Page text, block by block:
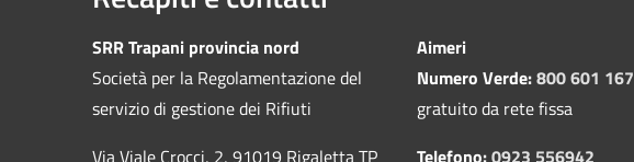
SRR Trapani provincia nord
Società per la Regolamentazione del
servizio di gestione dei Rifiuti
Via Viale Crocci, 2, 91019 Rigaletta TP
Aimeri
Numero Verde:800 601 167
gratuito da rete fissa
Telefono:0923 556942